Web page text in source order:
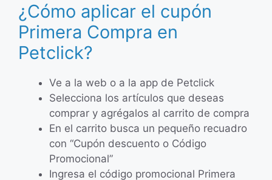
¿Cómo aplicar el cupón
Primera Compra en
Petclick?
Ve a la web o a la app de Petclick
Selecciona los artículos que deseas
comprar y agrégalos al carrito de compra
En el carrito busca un pequeño recuadro
con “Cupón descuento o Código
Promocional”
Ingresa el código promocional Primera